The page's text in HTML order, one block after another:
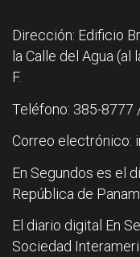
Dirección: Edificio
la Calle del Agua (al
F.
Teléfono: 385-8777
Correo electrónico:
En Segundos es el
República de
El diario digital En
Sociedad